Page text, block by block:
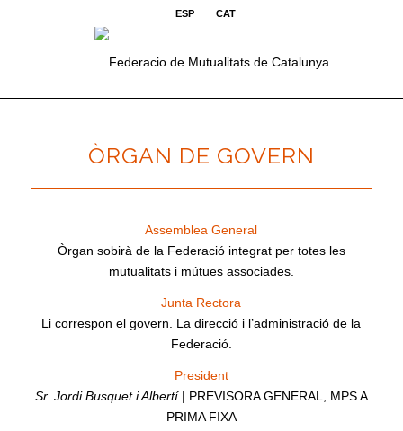
ESP CAT
ÒRGAN DE GOVERN
Assemblea General
Òrgan sobirà de la Federació integrat per totes les
mutualitats i mútues associades.
Junta Rectora
Li correspon el govern. La direcció i l’administració de la
Federació.
President
Sr. Jordi Busquet i Albertí | PREVISORA GENERAL, MPS A
PRIMA FIXA